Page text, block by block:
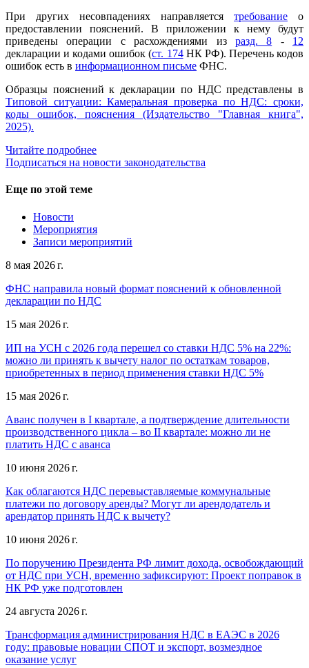
При других несовпадениях направляется требование о
предоставлении пояснений. В приложении к нему будут
приведены операции с расхождениями из разд. 8 - 12
декларации и кодами ошибок (ст. 174НК РФ). Перечень кодов
ошибок есть в информационном письме ФНС.
Образцы пояснений к декларации по НДС представлены в
Типовой ситуации: Камеральная проверка по НДС: сроки,
коды ошибок, пояснения (Издательство "Главная книга",
2025).
Читайте подробнее
Подписаться на новости законодательства
Еще по этой теме
Новости
Мероприятия
Записи мероприятий
8 мая 2026 г.
ФНС направила новый формат пояснений к обновленной
декларации по НДС
15 мая 2026 г.
ИП на УСН с 2026 года перешел со ставки НДС 5% на 22%:
можно ли принять к вычету налог по остаткам товаров,
приобретенных в период применения ставки НДС 5%
15 мая 2026 г.
Аванс получен в I квартале, а подтверждение длительности
производственного цикла – во II квартале: можно ли не
платить НДС с аванса
10 июня 2026 г.
Как облагаются НДС перевыставляемые коммунальные
платежи по договору аренды? Могут ли арендодатель и
арендатор принять НДС к вычету?
10 июня 2026 г.
По поручению Президента РФ лимит дохода, освобождающий
от НДС при УСН, временно зафиксируют: Проект поправок в
НК РФ уже подготовлен
24 августа 2026 г.
Трансформация администрирования НДС в ЕАЭС в 2026
году: правовые новации СПОТ и экспорт, возмездное
оказание услуг